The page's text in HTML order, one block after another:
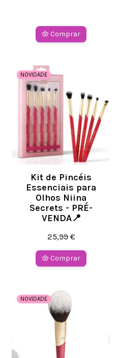
Comprar
NOVIDADE
Kit de Pincéis
Essenciais para
Olhos Niina
Secrets - PRÉ-
VENDA📍
25,99 €
Comprar
NOVIDADE